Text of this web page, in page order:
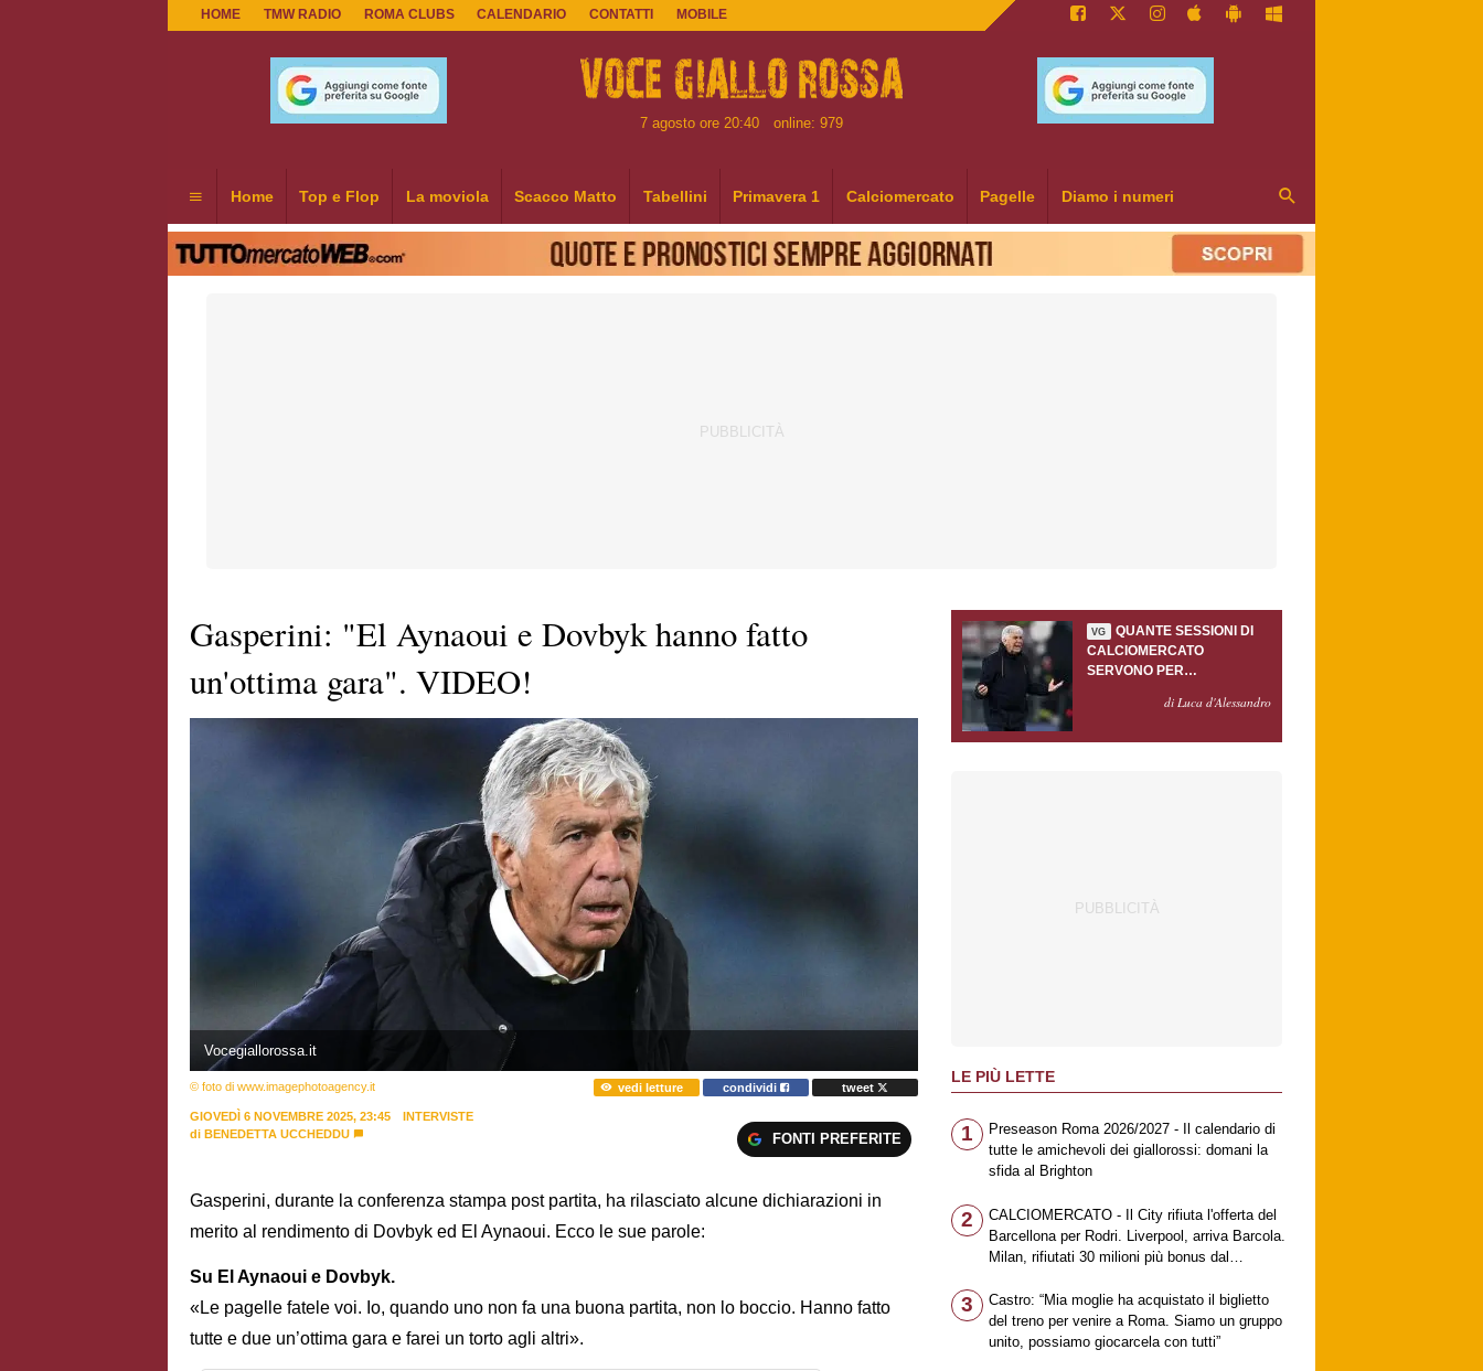
HOME TMW RADIO ROMA CLUBS CALENDARIO CONTATTI MOBILE
7 agosto ore 20:40 online: 979
Home Top e Flop La moviola Scacco Matto Tabellini Primavera 1 Calciomercato Pagelle Diamo i numeri
Gasperini: "El Aynaoui e Dovbyk hanno fatto
un'ottima gara". VIDEO!
Vocegiallorossa.it
© foto di www.imagephotoagency.it vedi letture condividi tweet
GIOVEDÌ 6 NOVEMBRE 2025, 23:45
INTERVISTE
di BENEDETTA UCCHEDDU FONTI PREFERITE
Gasperini, durante la conferenza stampa post partita, ha rilasciato alcune dichiarazioni in
merito al rendimento di Dovbyk ed El Aynaoui. Ecco le sue parole:
Su El Aynaoui e Dovbyk.
«Le pagelle fatele voi. Io, quando uno non fa una buona partita, non lo boccio. Hanno fatto
tutte e due un’ottima gara e farei un torto agli altri».
VG
QUANTE SESSIONI DI
CALCIOMERCATO
SERVONO PER
GASPERINI?di Luca d'Alessandro
LE PIÙ LETTE
1
Preseason Roma 2026/2027 - Il calendario di
tutte le amichevoli dei giallorossi: domani la
sfida al Brighton
2
CALCIOMERCATO - Il City rifiuta l'offerta del
Barcellona per Rodri. Liverpool, arriva Barcola.
Milan, rifiutati 30 milioni più bonus dal
Gabriel Jesus. Fiorentina, ufficiale
Mastantuono
3
Castro: “Mia moglie ha acquistato il biglietto
del treno per venire a Roma. Siamo un gruppo
unito, possiamo giocarcela con tutti”